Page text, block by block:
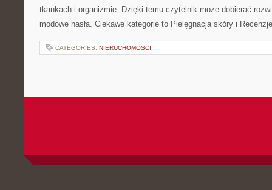
tkankach i organizmie. Dzięki temu czytelnik może dobierać
modowe hasła. Ciekawe kategorie to Pielęgnacja skóry i
CATEGORIES: NIERUCHOMOŚCI